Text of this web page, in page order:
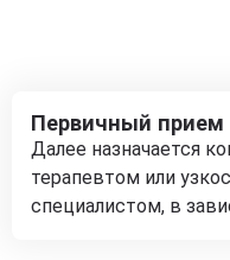
Первичный прием
Далее назначается
терапевтом или
специалистом, в